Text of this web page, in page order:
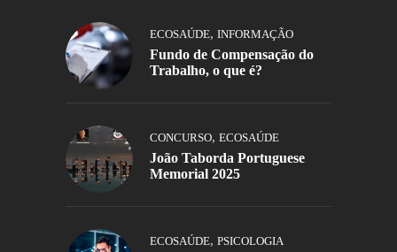
ECOSAÚDE, INFORMAÇÃO
Fundo de Compensação do
Trabalho, o que é?
CONCURSO, ECOSAÚDE
João Taborda Portuguese
Memorial 2025
ECOSAÚDE, PSICOLOGIA